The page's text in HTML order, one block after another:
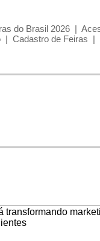
do Brasil 2026 |
| Cadastro de Feiras |